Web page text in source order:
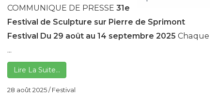
COMMUNIQUE DE PRESSE 31e
Festival de Sculpture sur Pierre de Sprimont
Festival Du 29 août au 14 septembre 2025 Chaque
...
Lire La Suite…
28 août 2025/Festival